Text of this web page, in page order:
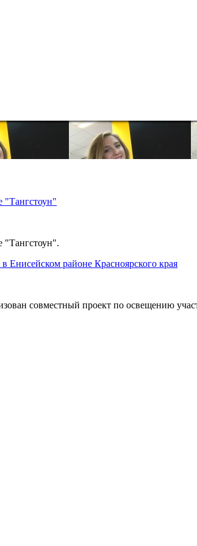
"Тангстоун"
"Тангстоун".
Енисейском районе Красноярского края
совместный проект по освещению